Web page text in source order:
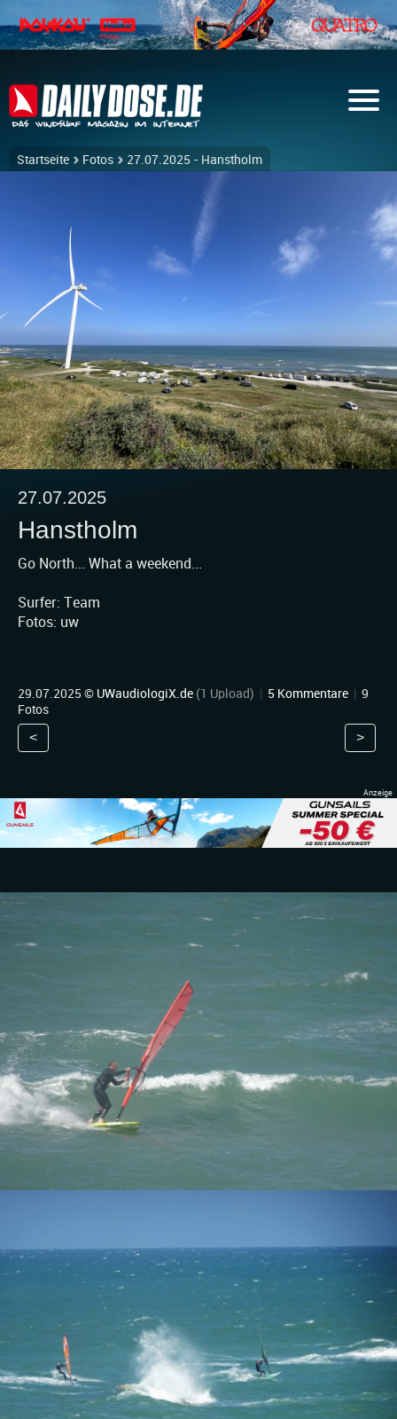
Startseite Fotos 27.07.2025 - Hanstholm
27.07.2025
Hanstholm
Go North... What a weekend...
Surfer: Team
Fotos: uw
29.07.2025 © UWaudiologiX.de (1 Upload) | 5 Kommentare | 9
Fotos
< >